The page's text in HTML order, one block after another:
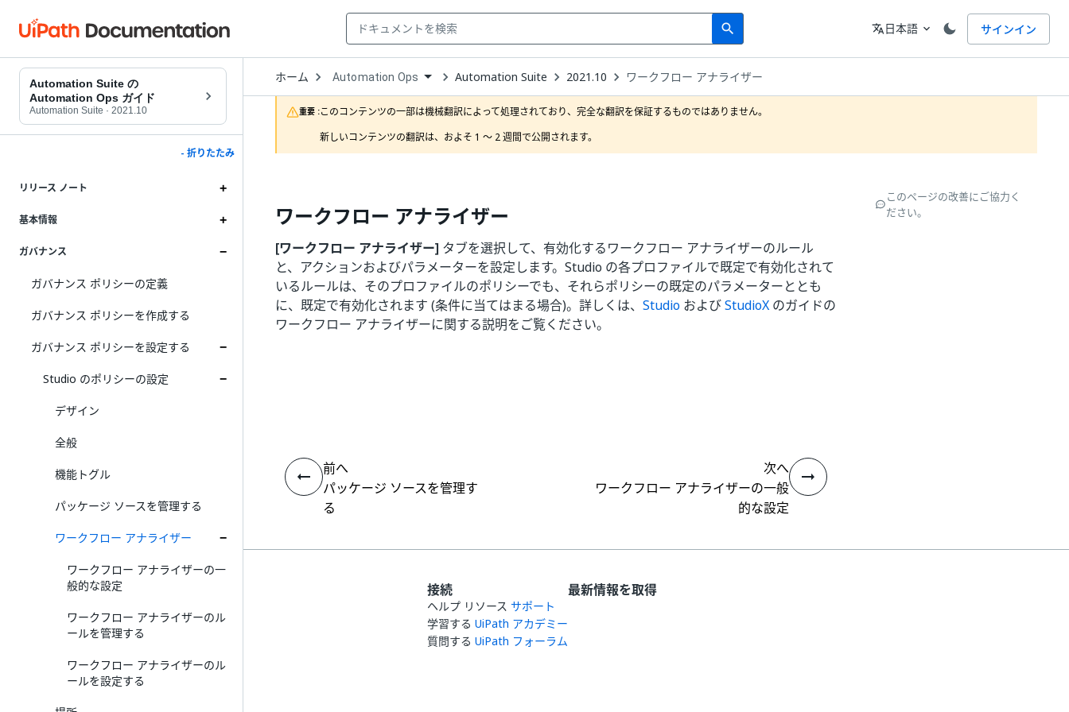
search
Search 言語
translate日本語 expand_more サインイン
Automation Suite の
Automation Ops ガイド
Automation Suite · 2021.10
- 折りたたみ
リリース ノート
基本情報
ガバナンス
ガバナンス ポリシーの定義
ガバナンス ポリシーを作成する
ガバナンス ポリシーを設定する
Studio のポリシーの設定
デザイン
全般
機能トグル
パッケージ ソースを管理する
ワークフロー アナライザー
ワークフロー アナライザーの一
般的な設定
ワークフロー アナライザーのル
ールを管理する
ワークフロー アナライザーのル
ールを設定する
ホーム Open
Dropdown
to
choose
product
Automation Ops Automation Suite 2021.10 ワークフロー アナライザー
重要 :このコンテンツの一部は機械翻訳によって処理されており、完全な翻訳を保証するものではありません。
新しいコンテンツの翻訳は、およそ 1 ～ 2 週間で公開されます。
ワークフロー アナライザー
[ワークフロー アナライザー] タブを選択して、有効化するワークフロー アナライザーのルール
と、アクションおよびパラメーターを設定します。Studio の各プロファイルで既定で有効化されて
いるルールは、そのプロファイルのポリシーでも、それらポリシーの既定のパラメーターととも
に、既定で有効化されます (条件に当てはまる場合)。詳しくは、 Studio およびStudioX のガイドの
ワークフロー アナライザーに関する説明をご覧ください。
このページの改善にご協力く
ださい。
前へ
パッケージ ソースを管理す
る
次へ
ワークフロー アナライザーの一般
的な設定
接続
ヘルプ リソース サポート
学習する UiPath アカデミー
質問する UiPath フォーラム
最新情報を取得